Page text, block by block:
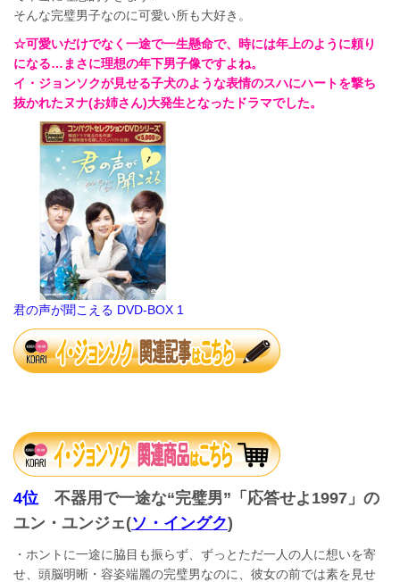
そんな完璧男子なのに可愛い所も大好き。
☆可愛いだけでなく一途で一生懸命で、時には年上のように頼り
になる…まさに理想の年下男子像ですよね。
イ・ジョンソクが見せる子犬のような表情のスハにハートを撃ち
抜かれたヌナ(お姉さん)大発生となったドラマでした。
君の声が聞こえる DVD-BOX 1
4位 不器用で一途な“完璧男”「応答せよ1997」の
ユン・ユンジェ(ソ・イングク)
・ホントに一途に脇目も振らず、ずっとただ一人の人に想いを寄
せ、頭脳明晰・容姿端麗の完璧男なのに、彼女の前では素を見せ